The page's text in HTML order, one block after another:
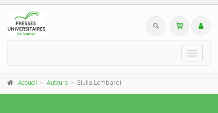
Toggle
Accueil Auteurs Giulia Lombardi